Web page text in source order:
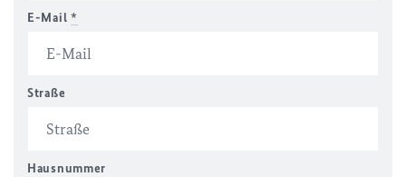
E-Mail *
Straße
Hausnummer